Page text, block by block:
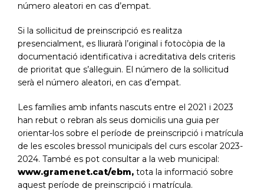
número aleatori en cas d’empat.
Si la sol·licitud de preinscripció es realitza
presencialment, es lliurarà l’original i fotocòpia de la
documentació identificativa i acreditativa dels criteris
de prioritat que s’al·leguin. El número de la sol·licitud
serà el número aleatori, en cas d’empat.
Les famílies amb infants nascuts entre el 2021 i 2023
han rebut o rebran als seus domicilis una guia per
orientar-los sobre el període de preinscripció i matrícula
de les escoles bressol municipals del curs escolar 2023-
2024. També es pot consultar a la web municipal:
www.gramenet.cat/ebm, tota la informació sobre
aquest període de preinscripció i matrícula.